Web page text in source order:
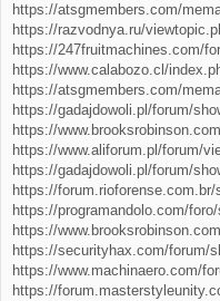
https://atsgmembers.com/
https://razvodnya.ru/
https://247fruitmachines.com/
https://www.calabozo.cl/
https://atsgmembers.com/
https://gadajdowoli.pl/forum/
https://
https://www.aliforum.pl/forum/
https://gadajdowoli.pl/forum/
https://
https://programandolo.com/
https://
https://securityhax.com/forum/
https://www.machinaero.com/
https://